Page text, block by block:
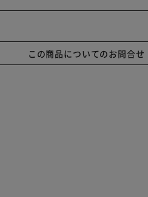
この商品についてのお問合せ